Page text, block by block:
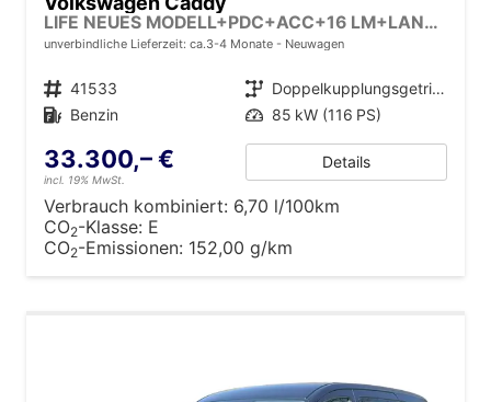
LIFE NEUES MODELL+PDC+ACC+16 LM+LANE ASSIST
unverbindliche Lieferzeit: ca.3-4 Monate Neuwagen
Fahrzeugnr. 41533 Getriebe
Doppelkupplungsgetriebe (DSG)
Kraftstoff Benzin Leistung 85 kW (116 PS)
33.300,– €
incl. 19% MwSt.
Details
Verbrauch kombiniert: 6,70 l/100km
CO2-Klasse: E
CO2-Emissionen: 152,00 g/km